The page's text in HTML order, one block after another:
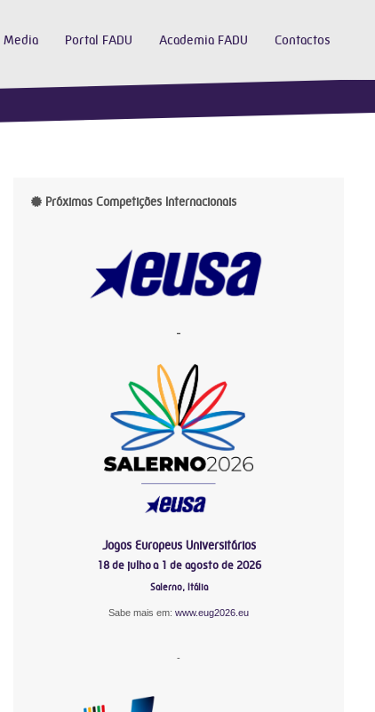
Media Portal FADU Academia FADU Contactos
Próximas Competições Internacionais
-
Jogos Europeus Universitários
18 de julho a 1 de agosto de 2026
Salerno, Itália
Sabe mais em:www.eug2026.eu
-